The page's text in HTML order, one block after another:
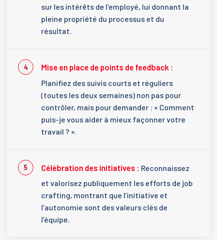
sur les intérêts de l’employé, lui donnant la
pleine propriété du processus et du
résultat.
Mise en place de points de feedback :
Planifiez des suivis courts et réguliers
(toutes les deux semaines) non pas pour
contrôler, mais pour demander : « Comment
puis-je vous aider à mieux façonner votre
travail ? ».
Célébration des initiatives : Reconnaissez
et valorisez publiquement les efforts de job
crafting, montrant que l’initiative et
l’autonomie sont des valeurs clés de
l’équipe.